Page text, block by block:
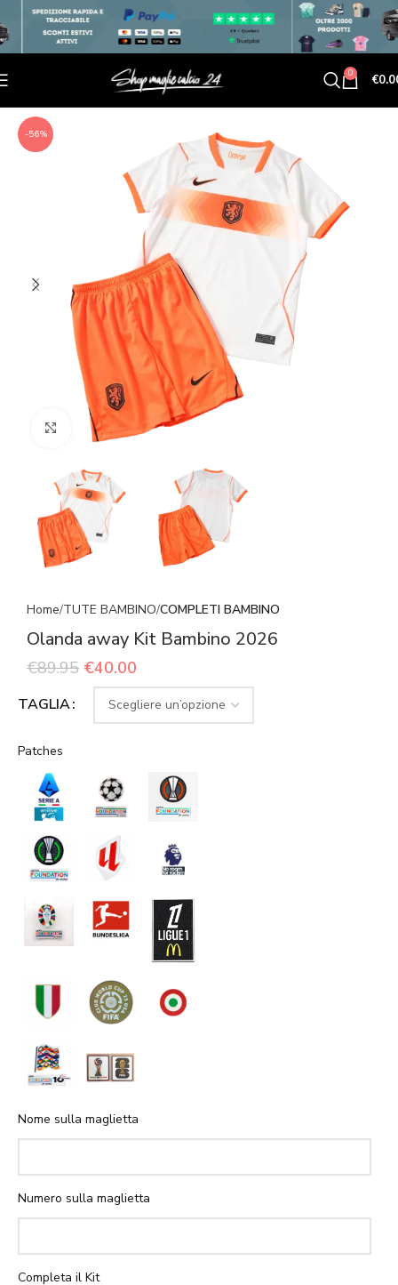
0 €
-56%
Click to enlarge
Home TUTE BAMBINO COMPLETI BAMBINO
Olanda away Kit Bambino 2026
€89.95 €40.00
TAGLIA
Patches
Nome sulla maglietta
Numero sulla maglietta
Completa il Kit